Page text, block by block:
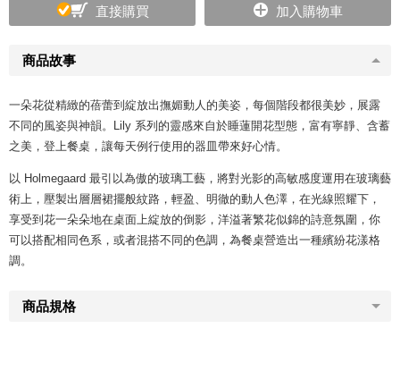
商品故事
一朵花從精緻的蓓蕾到綻放出撫媚動人的美姿，每個階段都很美妙，展露
不同的風姿與神韻。Lily 系列的靈感來自於睡蓮開花型態，富有寧靜、含蓄
之美，登上餐桌，讓每天例行使用的器皿帶來好心情。
以 Holmegaard 最引以為傲的玻璃工藝，將對光影的高敏感度運用在玻璃藝
術上，壓製出層層裙擺般紋路，輕盈、明徹的動人色澤，在光線照耀下，
享受到花一朵朵地在桌面上綻放的倒影，洋溢著繁花似錦的詩意氛圍，你
可以搭配相同色系，或者混搭不同的色調，為餐桌營造出一種繽紛花漾格
調。
商品規格
直接購買 加入購物車